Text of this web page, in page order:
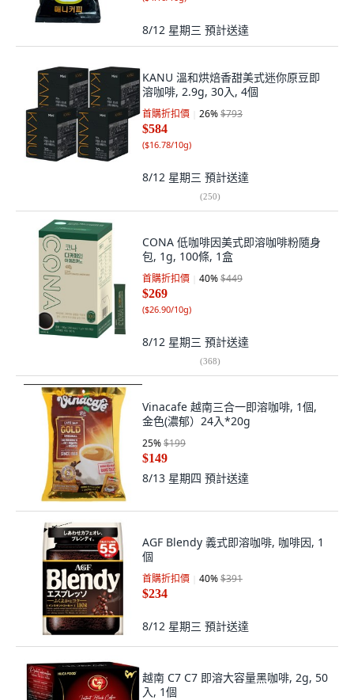
8/12 星期三 預計送達
KANU 溫和烘焙香甜美式迷你原豆即
溶咖啡, 2.9g, 30入, 4個
首購折扣價 26%$793
$584
($16.78/10g)
8/12 星期三 預計送達
(250)
CONA 低咖啡因美式即溶咖啡粉隨身
包, 1g, 100條, 1盒
首購折扣價 40%$449
$269
($26.90/10g)
8/12 星期三 預計送達
(368)
Vinacafe 越南三合一即溶咖啡, 1個,
金色(濃郁）24入*20g
25%$199
$149
8/13 星期四 預計送達
AGF Blendy 義式即溶咖啡, 咖啡因, 1
個
首購折扣價 40%$391
$234
8/12 星期三 預計送達
越南 C7 C7 即溶大容量黑咖啡, 2g, 50
入, 1個